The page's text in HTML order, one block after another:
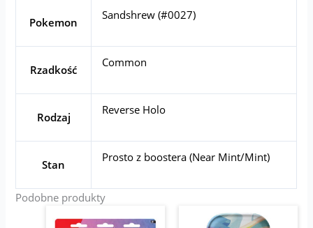
Pokemon
Sandshrew (#0027)
Rzadkość
Common
Rodzaj
Reverse Holo
Stan
Prosto z boostera (Near Mint/Mint)
Podobne produkty